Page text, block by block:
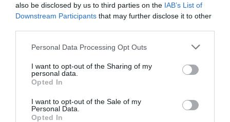
also be disclosed by us to third parties on the IAB’s List of
Downstream Participants that may further disclose it to other
Personal Data Processing Opt Outs
I want to opt-out of the Sharing of my
personal data.
Opted In
I want to opt-out of the Sale of my
Personal Data.
Opted In
principal esdeveniment de referència per a la difusió
i promoció d'este producte autòcton de la Ribera Alta